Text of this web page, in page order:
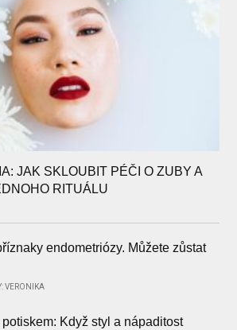
JAK SKLOUBIT PÉČI O ZUBY A
RITUÁLU
endometriózy. Můžete zůstat
VERONIKA
Když styl a nápaditost